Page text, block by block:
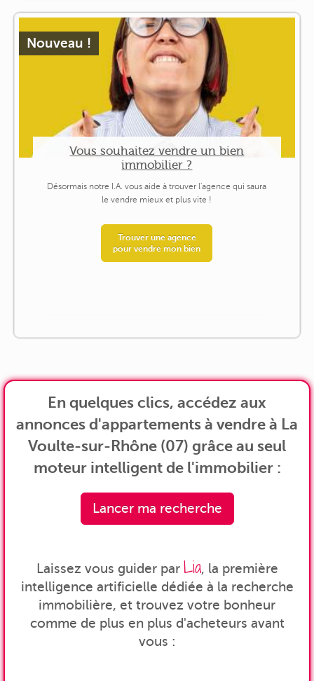
Nouveau !
Vous souhaitez vendre un bien
immobilier ?
Désormais notre I.A. vous aide à trouver l'agence qui saura
le vendre mieux et plus vite !
Trouver une agence
pour vendre mon bien
En quelques clics, accédez aux
annonces d'appartements à vendre à La
Voulte-sur-Rhône (07) grâce au seul
moteur intelligent de l'immobilier :
Lancer ma recherche
Laissez vous guider par Lia, la première
intelligence artificielle dédiée à la recherche
immobilière, et trouvez votre bonheur
comme de plus en plus d'acheteurs avant
vous :